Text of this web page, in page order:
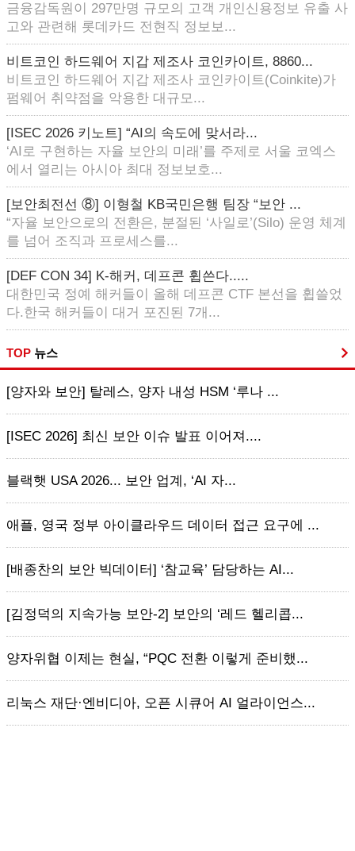
금융감독원이 297만명 규모의 고객 개인신용정보 유출 사
고와 관련해 롯데카드 전현직 정보보...
비트코인 하드웨어 지갑 제조사 코인카이트, 8860...
비트코인 하드웨어 지갑 제조사 코인카이트(Coinkite)가
펌웨어 취약점을 악용한 대규모...
[ISEC 2026 키노트] “AI의 속도에 맞서라...
‘AI로 구현하는 자율 보안의 미래’를 주제로 서울 코엑스
에서 열리는 아시아 최대 정보보호...
[보안최전선 ⑧] 이형철 KB국민은행 팀장 “보안 ...
“자율 보안으로의 전환은, 분절된 ‘사일로’(Silo) 운영 체계
를 넘어 조직과 프로세스를...
[DEF CON 34] K-해커, 데프콘 휩쓴다.....
대한민국 정예 해커들이 올해 데프콘 CTF 본선을 휩쓸었
다.한국 해커들이 대거 포진된 7개...
TOP 뉴스
[양자와 보안] 탈레스, 양자 내성 HSM ‘루나 ...
[ISEC 2026] 최신 보안 이슈 발표 이어져....
블랙햇 USA 2026... 보안 업계, ‘AI 자...
애플, 영국 정부 아이클라우드 데이터 접근 요구에 ...
[배종찬의 보안 빅데이터] ‘참교육’ 담당하는 AI...
[김정덕의 지속가능 보안-2] 보안의 ‘레드 헬리콥...
양자위협 이제는 현실, “PQC 전환 이렇게 준비했...
리눅스 재단·엔비디아, 오픈 시큐어 AI 얼라이언스...